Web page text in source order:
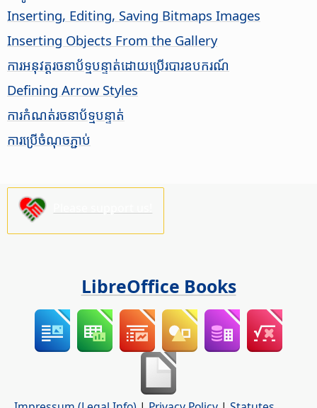
Inserting, Editing, Saving Bitmaps Images
Inserting Objects From the Gallery
ការ​អនុវត្ត​រចនាប័ទ្ម​បន្ទាត់​​ដោយ​ប្រើ​របារ​ឧបករណ៍​
Defining Arrow Styles
ការ​កំណត់​រចនាប័ទ្ម​បន្ទាត់
ការ​ប្រើចំណុច​ភ្ជាប់
LibreOffice Books